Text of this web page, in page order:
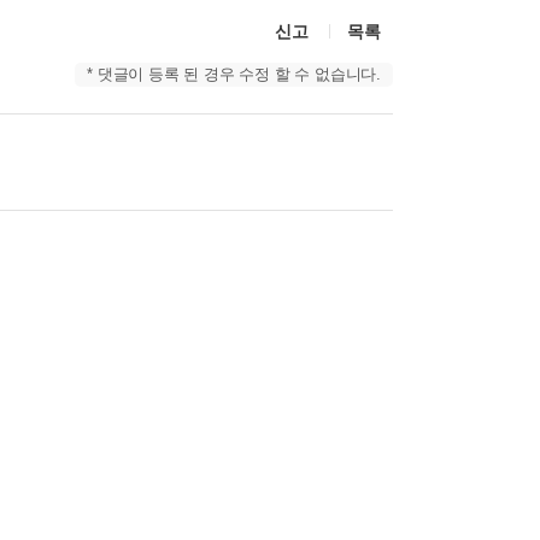
신고 목록
* 댓글이 등록 된 경우 수정 할 수 없습니다.